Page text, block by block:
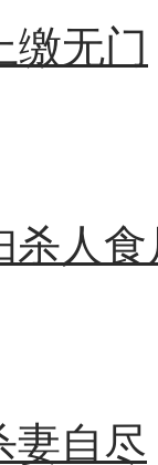
缴无门
杀人食
妻自尽